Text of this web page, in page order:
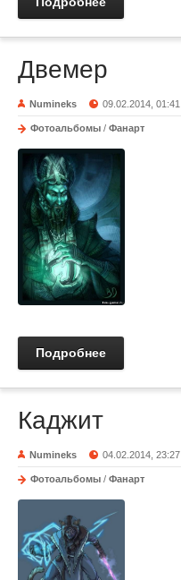
Двемер
Numineks 09.02.2014, 01:41
Фотоальбомы / Фанарт
Подробнее
Каджит
Numineks 04.02.2014, 23:27
Фотоальбомы / Фанарт